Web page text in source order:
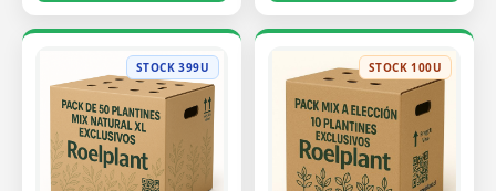
STOCK 399U STOCK 100U